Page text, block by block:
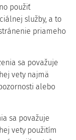
použiť
služby, a to
priameho
sa považuje
vety najmä
alebo
sa považuje
vety použitím